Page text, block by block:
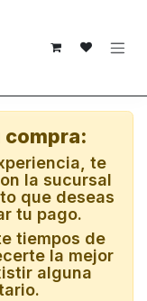
te
la sucursal
que deseas
tu pago.
tiempos de
la mejor
alguna